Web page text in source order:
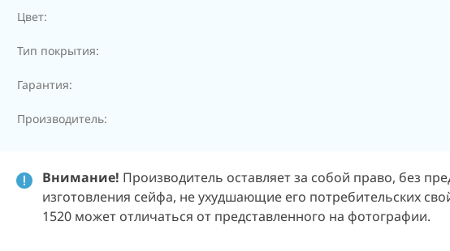
Цвет:
Тип покрытия:
Гарантия:
Производитель:
Внимание! Производитель оставляет за собой право, без
изготовления сейфа, не ухудшающие его потребительских
1520 может отличаться от представленного на фотографии.